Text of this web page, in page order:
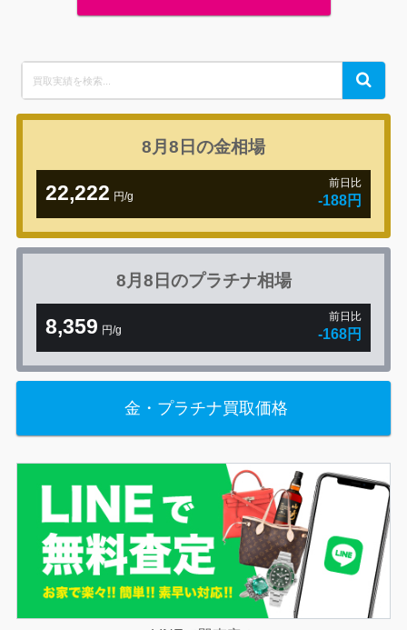
for:
Search
8月8日の金相場
22,222 円/g
前日比
-188円
8月8日のプラチナ相場
8,359 円/g
前日比
-168円
金・プラチナ買取価格